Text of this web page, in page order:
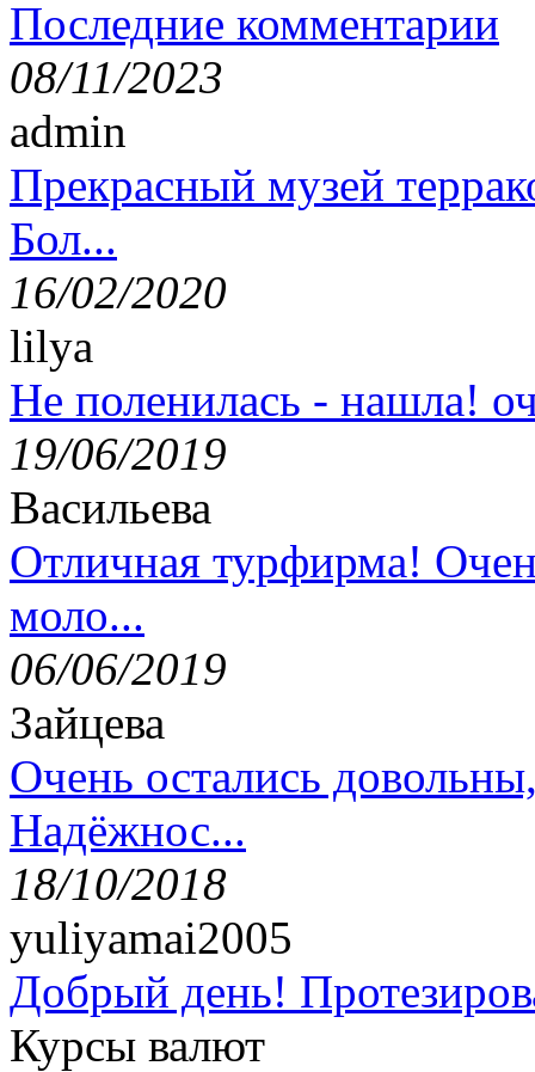
Последние комментарии
08/11/2023
admin
Прекрасный музей
Бол...
16/02/2020
lilya
Не поленилась - нашла!
19/06/2019
Васильева
Отличная турфирма!
моло...
06/06/2019
Зайцева
Очень остались
Надёжнос...
18/10/2018
yuliyamai2005
Добрый день!
Курсы валют